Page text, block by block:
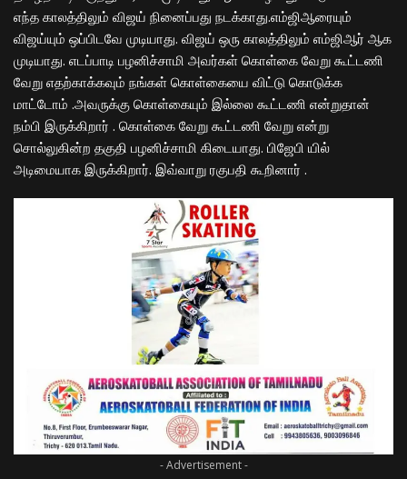
எந்த காலத்திலும் விஜய் நினைப்பது நடக்காது.எம்ஜிஆரையும்
விஜய்யும் ஒப்பிடவே முடியாது. விஜய் ஒரு காலத்திலும் எம்ஜிஆர் ஆக
முடியாது. எடப்பாடி பழனிச்சாமி அவர்கள் கொள்கை வேறு கூட்டணி
வேறு எதற்காக்கவும் நங்கள் கொள்கையை விட்டு கொடுக்க
மாட்டோம் .அவருக்கு கொள்கையும் இல்லை கூட்டணி என்றுதான்
நம்பி இருக்கிறார் . கொள்கை வேறு கூட்டணி வேறு என்று
சொல்லுகின்ற தகுதி பழனிச்சாமி கிடையாது. பிஜேபி யில்
அடிமையாக இருக்கிறார். இவ்வாறு ரகுபதி கூறினார் .
- Advertisement -